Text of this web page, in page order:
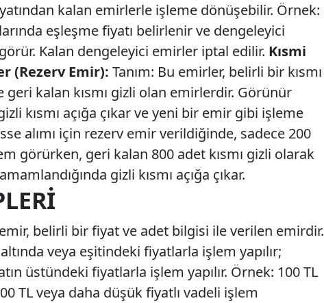
kalan emirlerle işleme dönüşebilir. Örnek:
eşleşme fiyatı belirlenir ve dengeleyici
Kalan dengeleyici emirler iptal edilir. Kısmi
(Rezerv Emir): Tanım: Bu emirler, belirli bir kısmı
kalan kısmı gizli olan emirlerdir. Görünür
kısmı açığa çıkar ve yeni bir emir gibi işleme
alımı için rezerv emir verildiğinde, sadece 200
görürken, geri kalan 800 adet kısmı gizli olarak
gizli kısmı açığa çıkar.
belirli bir fiyat ve adet bilgisi ile verilen emirdir.
veya eşitindeki fiyatlarla işlem yapılır;
üstündeki fiyatlarla işlem yapılır. Örnek: 100 TL
TL veya daha düşük fiyatlı vadeli işlem